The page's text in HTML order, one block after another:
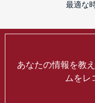
最適な
あなたの情報を教
ムをレ